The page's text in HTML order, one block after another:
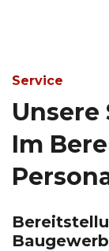
Service
Im